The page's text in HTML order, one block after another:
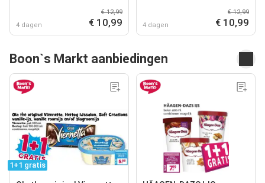
4 dagen
€ 12,99
€ 10,99 4 dagen
€ 12,99
€ 10,99
Boon`s Markt aanbiedingen
1+1 gratis